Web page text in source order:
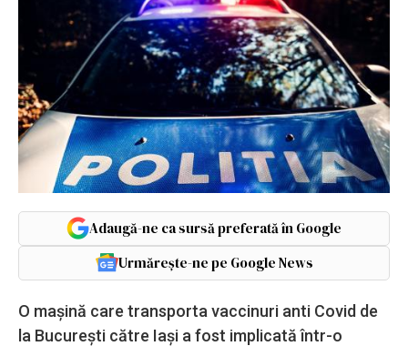
Adaugă-ne ca sursă preferată în Google
Urmărește-ne pe Google News
O mașină care transporta vaccinuri anti Covid de
la București către Iași a fost implicată într-o